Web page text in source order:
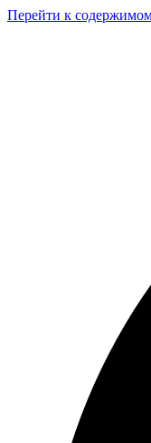
Перейти к